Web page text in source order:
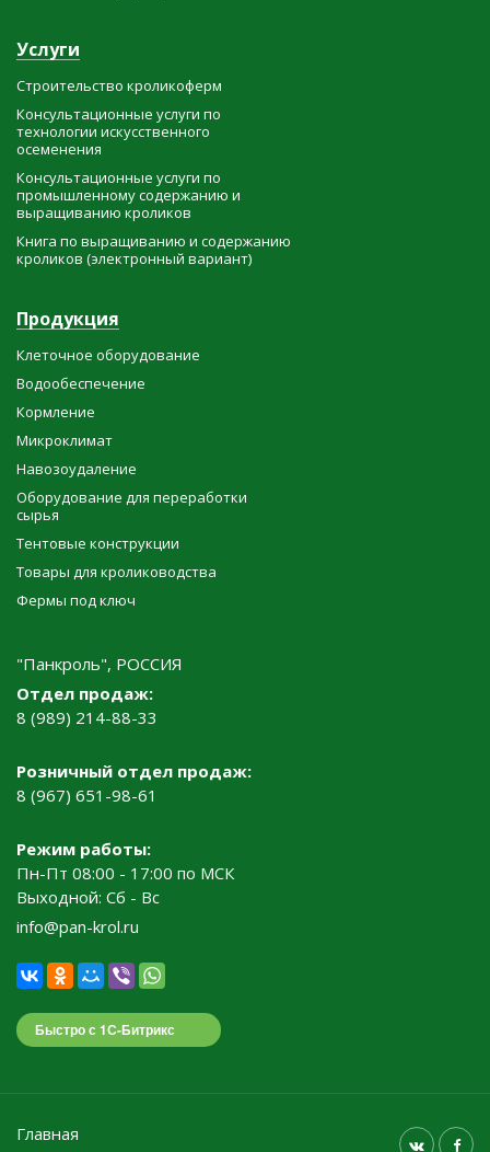
Услуги
Строительство кроликоферм
Консультационные услуги по
технологии искусственного
осеменения
Консультационные услуги по
промышленному содержанию и
выращиванию кроликов
Книга по выращиванию и содержанию
кроликов (электронный вариант)
Продукция
Клеточное оборудование
Водообеспечение
Кормление
Микроклимат
Навозоудаление
Оборудование для переработки
сырья
Тентовые конструкции
Товары для кролиководства
Фермы под ключ
"Панкроль", РОССИЯ
Отдел продаж:
8 (989) 214-88-33
Розничный отдел продаж:
8 (967) 651-98-61
Режим работы:
Пн-Пт 08:00 - 17:00 по МСК
Выходной: Сб - Вс
info@pan-krol.ru
Быстро с 1С-Битрикс
Главная